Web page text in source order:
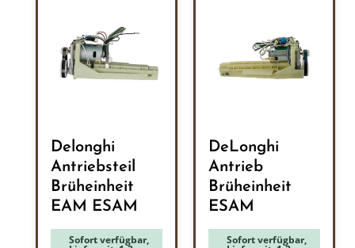
Delonghi
Antriebsteil
Brüheinheit
EAM ESAM
Sofort verfügbar,
DeLonghi
Antrieb
Brüheinheit
ESAM
Sofort verfügbar,